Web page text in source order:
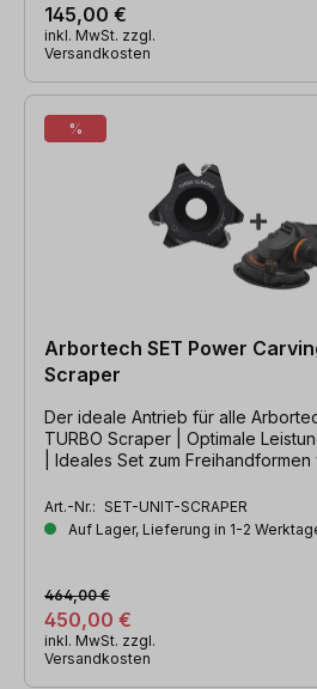
145,00 €
inkl. MwSt. zzgl.
Versandkosten
%
Arbortech SET Power
Scraper
Der ideale Antrieb für alle
TURBO Scraper | Optimale
| Ideales Set zum
Art.-Nr.: SET-UNIT-SCRAPER
Auf Lager, Lieferung in 1-2
450,00 €
464,00 €
inkl. MwSt. zzgl.
Versandkosten